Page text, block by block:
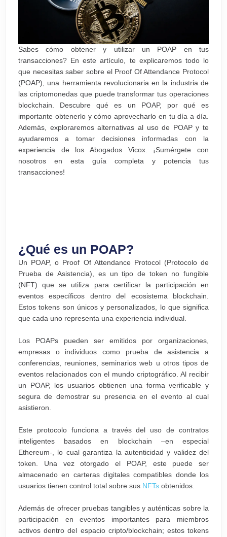
Sabes cómo obtener y utilizar un POAP en tus
transacciones? En este artículo, te explicaremos todo lo
que necesitas saber sobre el Proof Of Attendance Protocol
(POAP), una herramienta revolucionaria en la industria de
las criptomonedas que puede transformar tus operaciones
blockchain. Descubre qué es un POAP, por qué es
importante obtenerlo y cómo aprovecharlo en tu día a día.
Además, exploraremos alternativas al uso de POAP y te
ayudaremos a tomar decisiones informadas con la
experiencia de los Abogados Vicox. ¡Sumérgete con
nosotros en esta guía completa y potencia tus
transacciones!
¿Qué es un POAP?
Un POAP, o Proof Of Attendance Protocol (Protocolo de
Prueba de Asistencia), es un tipo de token no fungible
(NFT) que se utiliza para certificar la participación en
eventos específicos dentro del ecosistema blockchain.
Estos tokens son únicos y personalizados, lo que significa
que cada uno representa una experiencia individual.
Los POAPs pueden ser emitidos por organizaciones,
empresas o individuos como prueba de asistencia a
conferencias, reuniones, seminarios web u otros tipos de
eventos relacionados con el mundo criptográfico. Al recibir
un POAP, los usuarios obtienen una forma verificable y
segura de demostrar su presencia en el evento al cual
asistieron.
Este protocolo funciona a través del uso de contratos
inteligentes basados en blockchain –en especial
Ethereum-, lo cual garantiza la autenticidad y validez del
token. Una vez otorgado el POAP, este puede ser
almacenado en carteras digitales compatibles donde los
usuarios tienen control total sobre sus NFTs obtenidos.
Además de ofrecer pruebas tangibles y auténticas sobre la
participación en eventos importantes para miembros
activos dentro del espacio cripto/blockchain; estos tokens